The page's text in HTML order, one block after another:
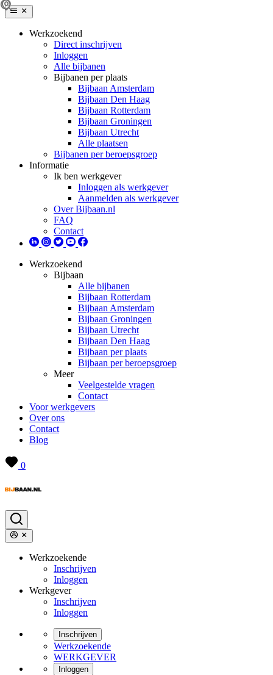
Werkzoekend
Direct inschrijven
Inloggen
Alle bijbanen
Bijbanen per plaats
Bijbaan Amsterdam
Bijbaan Den Haag
Bijbaan Rotterdam
Bijbaan Groningen
Bijbaan Utrecht
Alle plaatsen
Bijbanen per beroepsgroep
Informatie
Ik ben werkgever
Inloggen als werkgever
Aanmelden als werkgever
Over Bijbaan.nl
FAQ
Contact
Werkzoekend
Bijbaan
Alle bijbanen
Bijbaan Rotterdam
Bijbaan Amsterdam
Bijbaan Groningen
Bijbaan Utrecht
Bijbaan Den Haag
Bijbaan per plaats
Bijbaan per beroepsgroep
Meer
Veelgestelde vragen
Contact
Voor werkgevers
Over ons
Contact
Blog
0
Werkzoekende
Inschrijven
Inloggen
Werkgever
Inschrijven
Inloggen
Inschrijven
Werkzoekende
WERKGEVER
Inloggen